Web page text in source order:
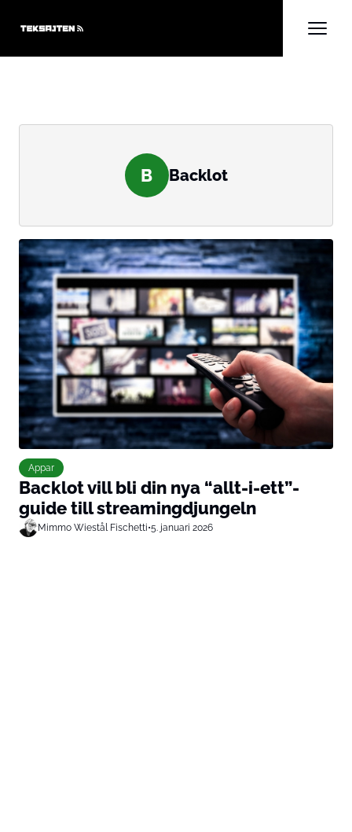
B Backlot
Appar
Backlot vill bli din nya “allt-i-ett”-
guide till streamingdjungeln
Mimmo Wiestål Fischetti•5. januari 2026